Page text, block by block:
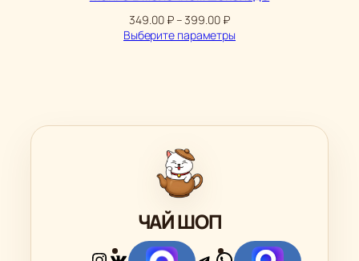
349.00 ₽–399.00 ₽Диапазон
цен:
Выберите параметры
ЧАЙ ШОП